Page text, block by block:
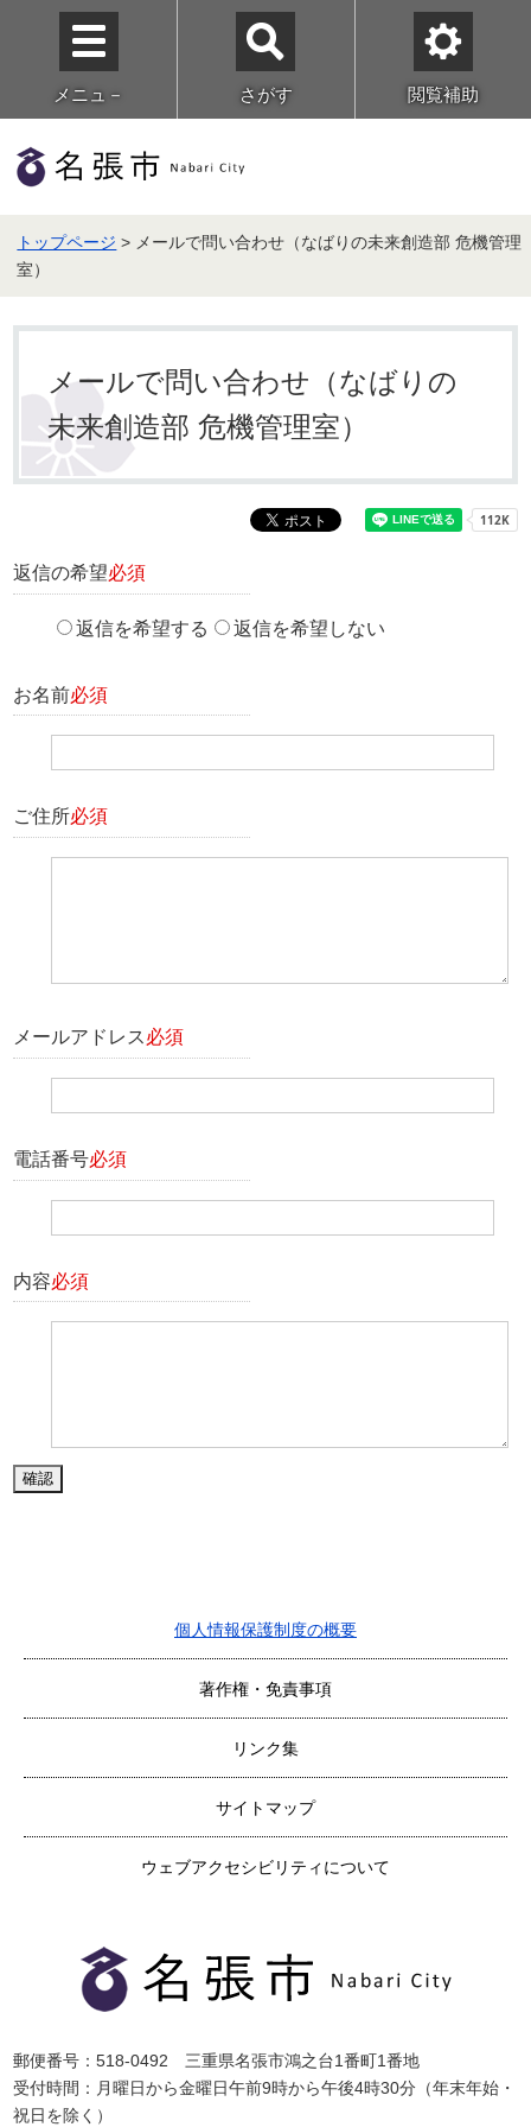
メニュ－ さがす 閲覧補助
トップページ > メールで問い合わせ（なばりの未来創造部 危機管理
室）
メールで問い合わせ（なばりの
未来創造部 危機管理室）
返信の希望必須
返信を希望する 返信を希望しない
お名前必須
ご住所必須
メールアドレス必須
電話番号必須
内容必須
個人情報保護制度の概要
著作権・免責事項
リンク集
サイトマップ
ウェブアクセシビリティについて
郵便番号：518-0492 三重県名張市鴻之台1番町1番地
受付時間：月曜日から金曜日午前9時から午後4時30分（年末年始・
祝日を除く）